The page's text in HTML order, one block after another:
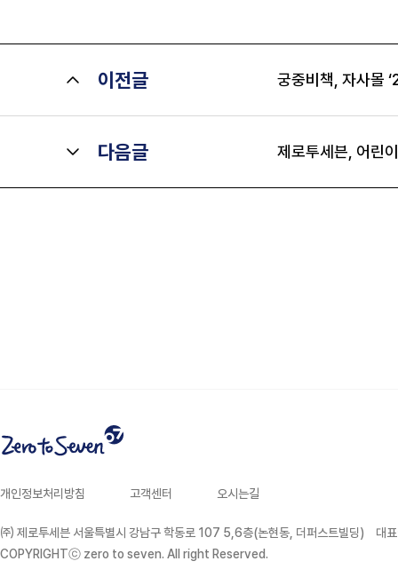
이전글 궁중비책, 자사몰
다음글 제로투세븐, 어린
개인정보처리방침 고객센터 오시는길
주소
㈜ 제로투세븐 서울특별시 강남구 학동로 107 5,6층(논현동, 더퍼스트빌딩)
대
COPYRIGHTⓒ zero to seven. All right Reserved.